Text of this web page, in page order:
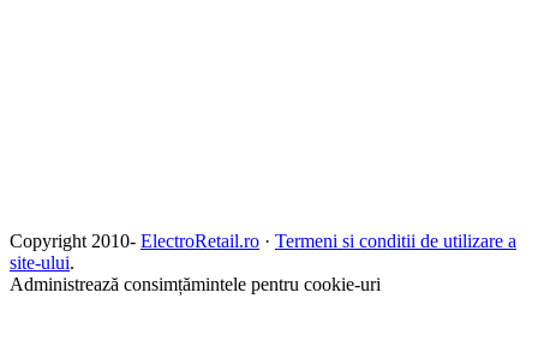
Copyright 2010- ElectroRetail.ro · Termeni si conditii de utilizare a
site-ului.
Administrează consimțămintele pentru cookie-uri